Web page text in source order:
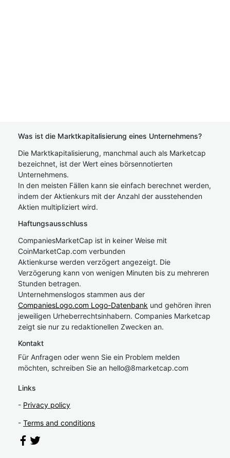
Was ist die Marktkapitalisierung eines Unternehmens?
Die Marktkapitalisierung, manchmal auch als Marketcap
bezeichnet, ist der Wert eines börsennotierten
Unternehmens.
In den meisten Fällen kann sie einfach berechnet werden,
indem der Aktienkurs mit der Anzahl der ausstehenden
Aktien multipliziert wird.
Haftungsausschluss
CompaniesMarketCap ist in keiner Weise mit
CoinMarketCap.com verbunden
Aktienkurse werden verzögert angezeigt. Die
Verzögerung kann von wenigen Minuten bis zu mehreren
Stunden betragen.
Unternehmenslogos stammen aus der
CompaniesLogo.com Logo-Datenbank und gehören ihren
jeweiligen Urheberrechtsinhabern. Companies Marketcap
zeigt sie nur zu redaktionellen Zwecken an.
Kontakt
Für Anfragen oder wenn Sie ein Problem melden
möchten, schreiben Sie an hello@8marketcap.com
Links
- Privacy policy
- Terms and conditions